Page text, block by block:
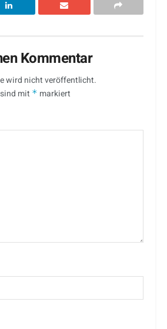
Kommentar
wird nicht veröffentlicht.
mit * markiert